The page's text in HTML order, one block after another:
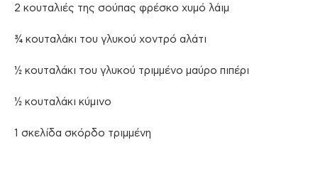
2 κουταλιές της σούπας φρέσκο χυμό λάιμ
¾ κουταλάκι του γλυκού χοντρό αλάτι
½ κουταλάκι του γλυκού τριμμένο μαύρο πιπέρι
½ κουταλάκι κύμινο
1 σκελίδα σκόρδο τριμμένη